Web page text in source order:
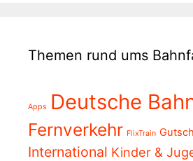
Themen rund ums
Apps Deutsche
Fernverkehr FlixTrain
International Kinder &